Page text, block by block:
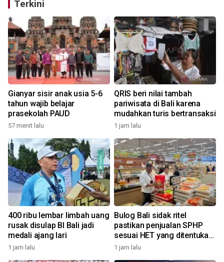
Terkini
Gianyar sisir anak usia 5-6
tahun wajib belajar
prasekolah PAUD
57 menit lalu
QRIS beri nilai tambah
pariwisata di Bali karena
mudahkan turis bertransaksi
1 jam lalu
400 ribu lembar limbah uang
rusak disulap BI Bali jadi
medali ajang lari
1 jam lalu
Bulog Bali sidak ritel
pastikan penjualan SPHP
sesuai HET yang ditentukan
pemerintah
1 jam lalu